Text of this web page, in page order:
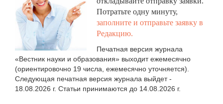
Потратьте одну минуту,
заполните и отправьте заявку в
Редакцию.
Печатная версия журнала
«Вестник науки и образования» выходит ежемесячно
(ориентировочно 19 числа, ежемесячно уточняется).
Следующая печатная версия журнала выйдет -
18.08.2026 г. Статьи принимаются до 14.08.2026 г.